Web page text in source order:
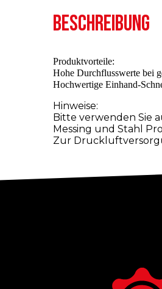
BESCHREIBUNG
Produktvorteile:
Hohe Durchflusswerte bei
Hochwertige Einhand-
Hinweise:
Bitte verwenden Sie
Messing und Stahl
Zur